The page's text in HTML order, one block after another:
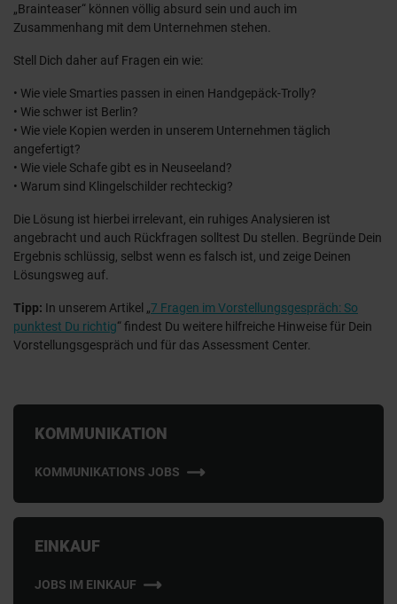
„Brainteaser“ können völlig absurd sein und auch im
Zusammenhang mit dem Unternehmen stehen.
Stell Dich daher auf Fragen ein wie:
• Wie viele Smarties passen in einen Handgepäck-Trolly?
• Wie schwer ist Berlin?
• Wie viele Kopien werden in unserem Unternehmen täglich
angefertigt?
• Wie viele Schafe gibt es in Neuseeland?
• Warum sind Klingelschilder rechteckig?
Die Lösung ist hierbei irrelevant, ein ruhiges Analysieren ist
angebracht und auch Rückfragen solltest Du stellen. Begründe Dein
Ergebnis schlüssig, selbst wenn es falsch ist, und zeige Deinen
Lösungsweg auf.
Tipp: In unserem Artikel „7 Fragen im Vorstellungsgespräch: So
punktest Du richtig“ findest Du weitere hilfreiche Hinweise für Dein
Vorstellungsgespräch und für das Assessment Center.
KOMMUNIKATION
KOMMUNIKATIONS JOBS
EINKAUF
JOBS IM EINKAUF